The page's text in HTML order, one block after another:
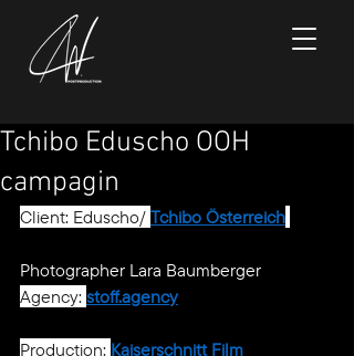
Tchibo Eduscho OOH
campagin
Client: Eduscho/ Tchibo Österreich
Photographer Lara Baumberger
Agency: stoff.agency
Production: Kaiserschnitt Film